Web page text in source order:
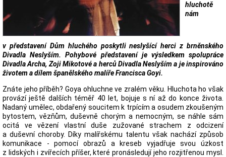
hluchotě
nám
v představení Dům hluchého poskytli neslyšící herci z brněnského
Divadla Neslyším. Pohybové představení je výsledkem spolupráce
Divadla Archa, Zoji Mikotové a herců Divadla Neslyším a je inspirováno
životem a dílem španělského malíře Francisca Goyi.
Znáte jeho příběh? Goya ohluchne ve zralém věku. Hluchota ho však
provází ještě dalších téměř 40 let, bojuje s ní až do konce života.
Nadaný umělec, obdařený soucitem k trpícím a osudem zkoušeným
bytostem, vězňům, duševně chorým a nemocným, se náhle sám
ocitá ve vězení vlastní duše zužované strachem z odcizení
a duševní choroby. Díky malířskému talentu však nachází způsob
komunikace - pomocí obrazů a kreseb vyjadřuje svou úzkost
z lidských i zvířecích příšer, které pronásledují jeho rozjitřenou mysl.